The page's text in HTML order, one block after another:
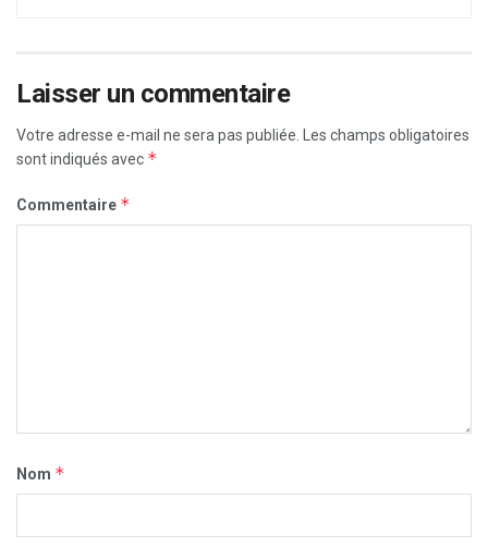
Laisser un commentaire
Votre adresse e-mail ne sera pas publiée.
Les champs obligatoires
sont indiqués avec *
Commentaire *
Nom *